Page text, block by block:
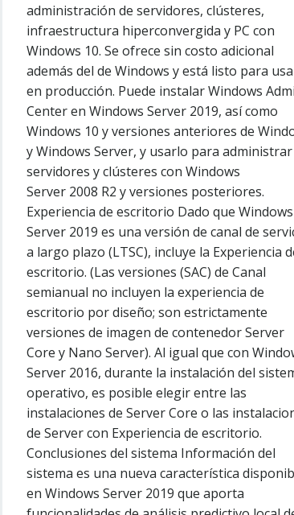
administración de servidores, clústeres,
infraestructura hiperconvergida y PC con
Windows 10. Se ofrece sin costo adicional
además del de Windows y está listo para
en producción. Puede instalar Windows
Center en Windows Server 2019, así como
Windows 10 y versiones anteriores de
y Windows Server, y usarlo para administrar
servidores y clústeres con Windows
Server 2008 R2 y versiones posteriores.
Experiencia de escritorio Dado que Windows
Server 2019 es una versión de canal de
a largo plazo (LTSC), incluye la Experiencia
escritorio. (Las versiones (SAC) de Canal
semianual no incluyen la experiencia de
escritorio por diseño; son estrictamente
versiones de imagen de contenedor Server
Core y Nano Server). Al igual que con
Server 2016, durante la instalación del
operativo, es posible elegir entre las
instalaciones de Server Core o las
de Server con Experiencia de escritorio.
Conclusiones del sistema Información del
sistema es una nueva característica
en Windows Server 2019 que aporta